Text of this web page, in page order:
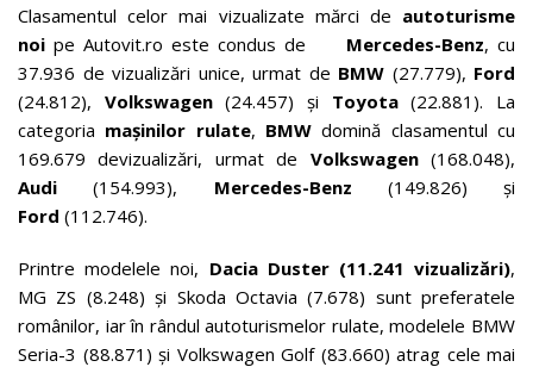
Clasamentul celor mai vizualizate mărci de autoturisme
noi pe Autovit.ro este condus de Mercedes-Benz, cu
37.936 de vizualizări unice, urmat de BMW (27.779), Ford
(24.812), Volkswagen(24.457) și Toyota(22.881). La
categoria mașinilor rulate, BMW domină clasamentul cu
169.679 devizualizări, urmat de Volkswagen(168.048),
Audi(154.993), Mercedes-Benz (149.826) și
Ford (112.746).
Printre modelele noi, Dacia Duster (11.241 vizualizări),
MG ZS (8.248) și Skoda Octavia (7.678) sunt preferatele
românilor, iar în rândul autoturismelor rulate, modelele BMW
Seria-3 (88.871) și Volkswagen Golf (83.660) atrag cele mai